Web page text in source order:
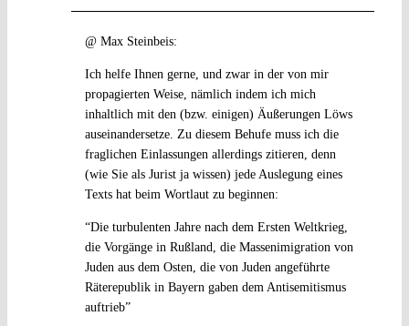
@ Max Steinbeis:
Ich helfe Ihnen gerne, und zwar in der von mir
propagierten Weise, nämlich indem ich mich
inhaltlich mit den (bzw. einigen) Äußerungen Löws
auseinandersetze. Zu diesem Behufe muss ich die
fraglichen Einlassungen allerdings zitieren, denn
(wie Sie als Jurist ja wissen) jede Auslegung eines
Texts hat beim Wortlaut zu beginnen:
“Die turbulenten Jahre nach dem Ersten Weltkrieg,
die Vorgänge in Rußland, die Massenimigration von
Juden aus dem Osten, die von Juden angeführte
Räterepublik in Bayern gaben dem Antisemitismus
auftrieb”